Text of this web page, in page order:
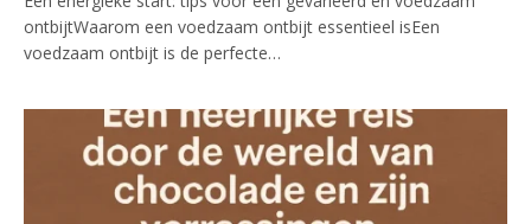
ontbijtWaarom een voedzaam ontbijt essentieel isEen
voedzaam ontbijt is de perfecte…